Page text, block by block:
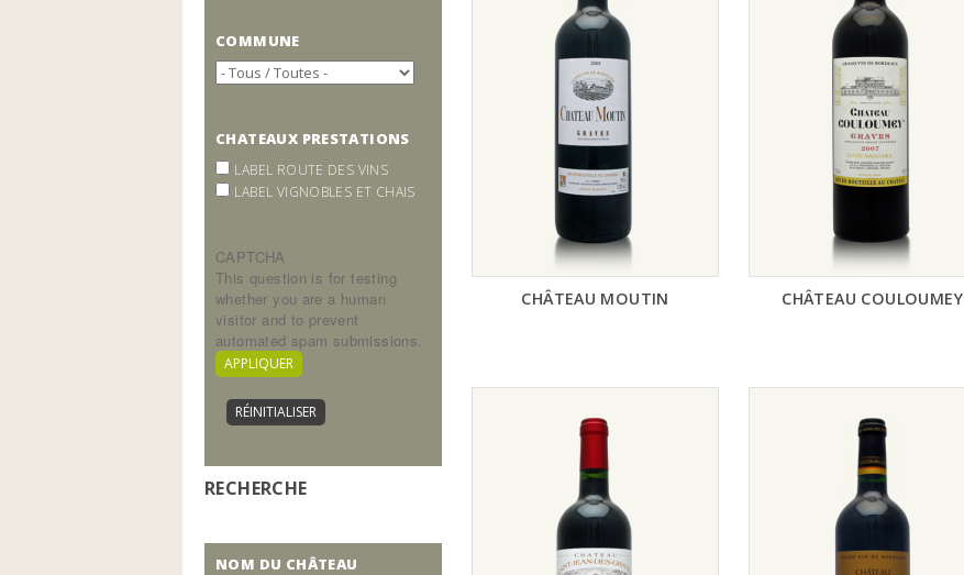
CHÂTEAU MOUTIN CHÂTEAU COULOUMEY
COMMUNE
CHATEAUX PRESTATIONS
LABEL ROUTE DES VINS
LABEL VIGNOBLES ET CHAIS
CAPTCHA
This question is for testing
whether you are a human
visitor and to prevent
automated spam submissions.
RECHERCHE
NOM DU CHÂTEAU